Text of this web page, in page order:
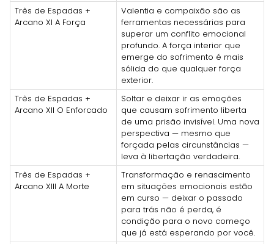
Três de Espadas +
Arcano XI A Força
Valentia e compaixão são as
ferramentas necessárias para
superar um conflito emocional
profundo. A força interior que
emerge do sofrimento é mais
sólida do que qualquer força
exterior.
Três de Espadas +
Arcano XII O Enforcado
Soltar e deixar ir as emoções
que causam sofrimento liberta
de uma prisão invisível. Uma nova
perspectiva — mesmo que
forçada pelas circunstâncias —
leva à libertação verdadeira.
Três de Espadas +
Arcano XIII A Morte
Transformação e renascimento
em situações emocionais estão
em curso — deixar o passado
para trás não é perda, é
condição para o novo começo
que já está esperando por você.